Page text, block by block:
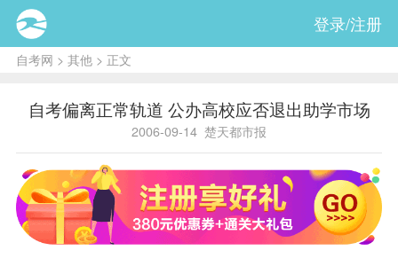
登录/注册
自考网 > 其他 > 正文
自考偏离正常轨道 公办高校应否退出助学市场
2006-09-14 楚天都市报